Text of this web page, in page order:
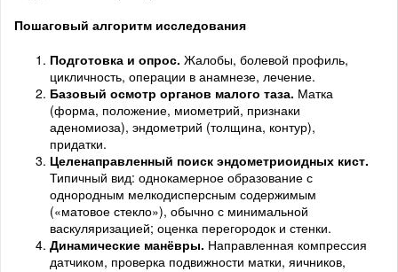
Пошаговый алгоритм исследования
Подготовка и опрос. Жалобы, болевой профиль,
цикличность, операции в анамнезе, лечение.
Базовый осмотр органов малого таза. Матка
(форма, положение, миометрий, признаки
аденомиоза), эндометрий (толщина, контур),
придатки.
Целенаправленный поиск эндометриоидных кист.
Типичный вид: однокамерное образование с
однородным мелкодисперсным содержимым
(«матовое стекло»), обычно с минимальной
васкуляризацией; оценка перегородок и стенки.
Динамические манёвры. Направленная компрессия
датчиком, проверка подвижности матки, яичников,